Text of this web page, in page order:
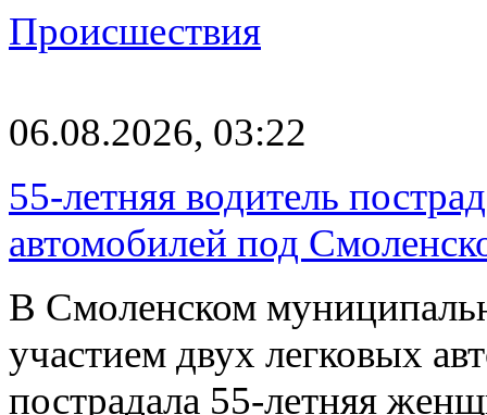
Происшествия
06.08.2026, 03:22
55-летняя водитель
автомобилей под
В Смоленском
участием двух легковых
пострадала 55-летняя